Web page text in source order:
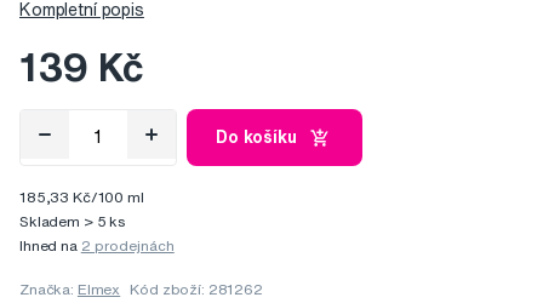
Kompletní popis
139 Kč
Do košíku
185,33 Kč/100 ml
Skladem > 5 ks
Ihned na 2 prodejnách
Značka: Elmex Kód zboží: 281262